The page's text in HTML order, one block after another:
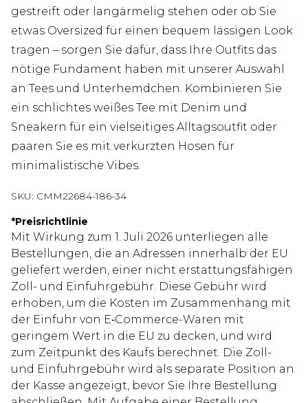
gestreift oder langärmelig stehen oder ob Sie
etwas Oversized für einen bequem lässigen Look
tragen – sorgen Sie dafür, dass Ihre Outfits das
nötige Fundament haben mit unserer Auswahl
an Tees und Unterhemdchen. Kombinieren Sie
ein schlichtes weißes Tee mit Denim und
Sneakern für ein vielseitiges Alltagsoutfit oder
paaren Sie es mit verkürzten Hosen für
minimalistische Vibes.
SKU: CMM22684-186-34
*Preisrichtlinie
Mit Wirkung zum 1. Juli 2026 unterliegen alle
Bestellungen, die an Adressen innerhalb der EU
geliefert werden, einer nicht erstattungsfähigen
Zoll- und Einfuhrgebühr. Diese Gebühr wird
erhoben, um die Kosten im Zusammenhang mit
der Einfuhr von E‑Commerce-Waren mit
geringem Wert in die EU zu decken, und wird
zum Zeitpunkt des Kaufs berechnet. Die Zoll-
und Einfuhrgebühr wird als separate Position an
der Kasse angezeigt, bevor Sie Ihre Bestellung